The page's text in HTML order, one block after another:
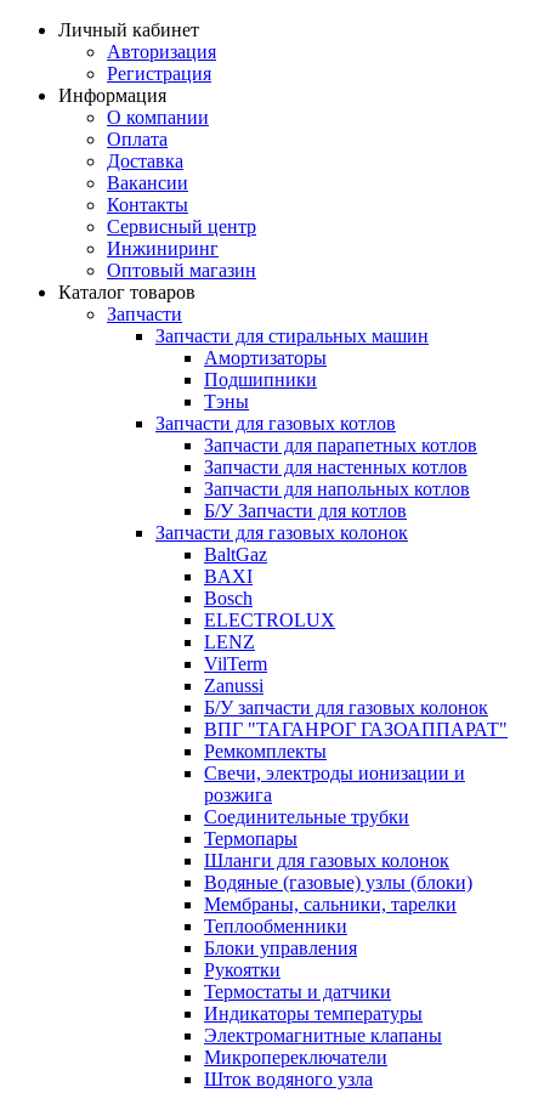
Личный кабинет
Авторизация
Регистрация
Информация
О компании
Оплата
Доставка
Вакансии
Контакты
Сервисный центр
Инжиниринг
Оптовый магазин
Каталог товаров
Запчасти
Запчасти для стиральных машин
Амортизаторы
Подшипники
Тэны
Запчасти для газовых котлов
Запчасти для парапетных котлов
Запчасти для настенных котлов
Запчасти для напольных котлов
Б/У Запчасти для котлов
Запчасти для газовых колонок
BaltGaz
BAXI
Bosch
ELECTROLUX
LENZ
VilTerm
Zanussi
Б/У запчасти для газовых колонок
ВПГ "ТАГАНРОГ ГАЗОАППАРАТ"
Ремкомплекты
Свечи, электроды ионизации и
розжига
Соединительные трубки
Термопары
Шланги для газовых колонок
Водяные (газовые) узлы (блоки)
Мембраны, сальники, тарелки
Теплообменники
Блоки управления
Рукоятки
Термостаты и датчики
Индикаторы температуры
Электромагнитные клапаны
Микропереключатели
Шток водяного узла